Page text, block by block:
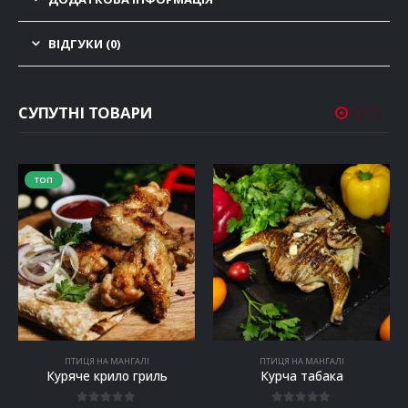
ВІДГУКИ (0)
СУПУТНІ ТОВАРИ
ТОП
ПТИЦЯ НА МАНГАЛІ
Куряче крило гриль
ПТИЦЯ НА МАНГАЛІ
Курча табака